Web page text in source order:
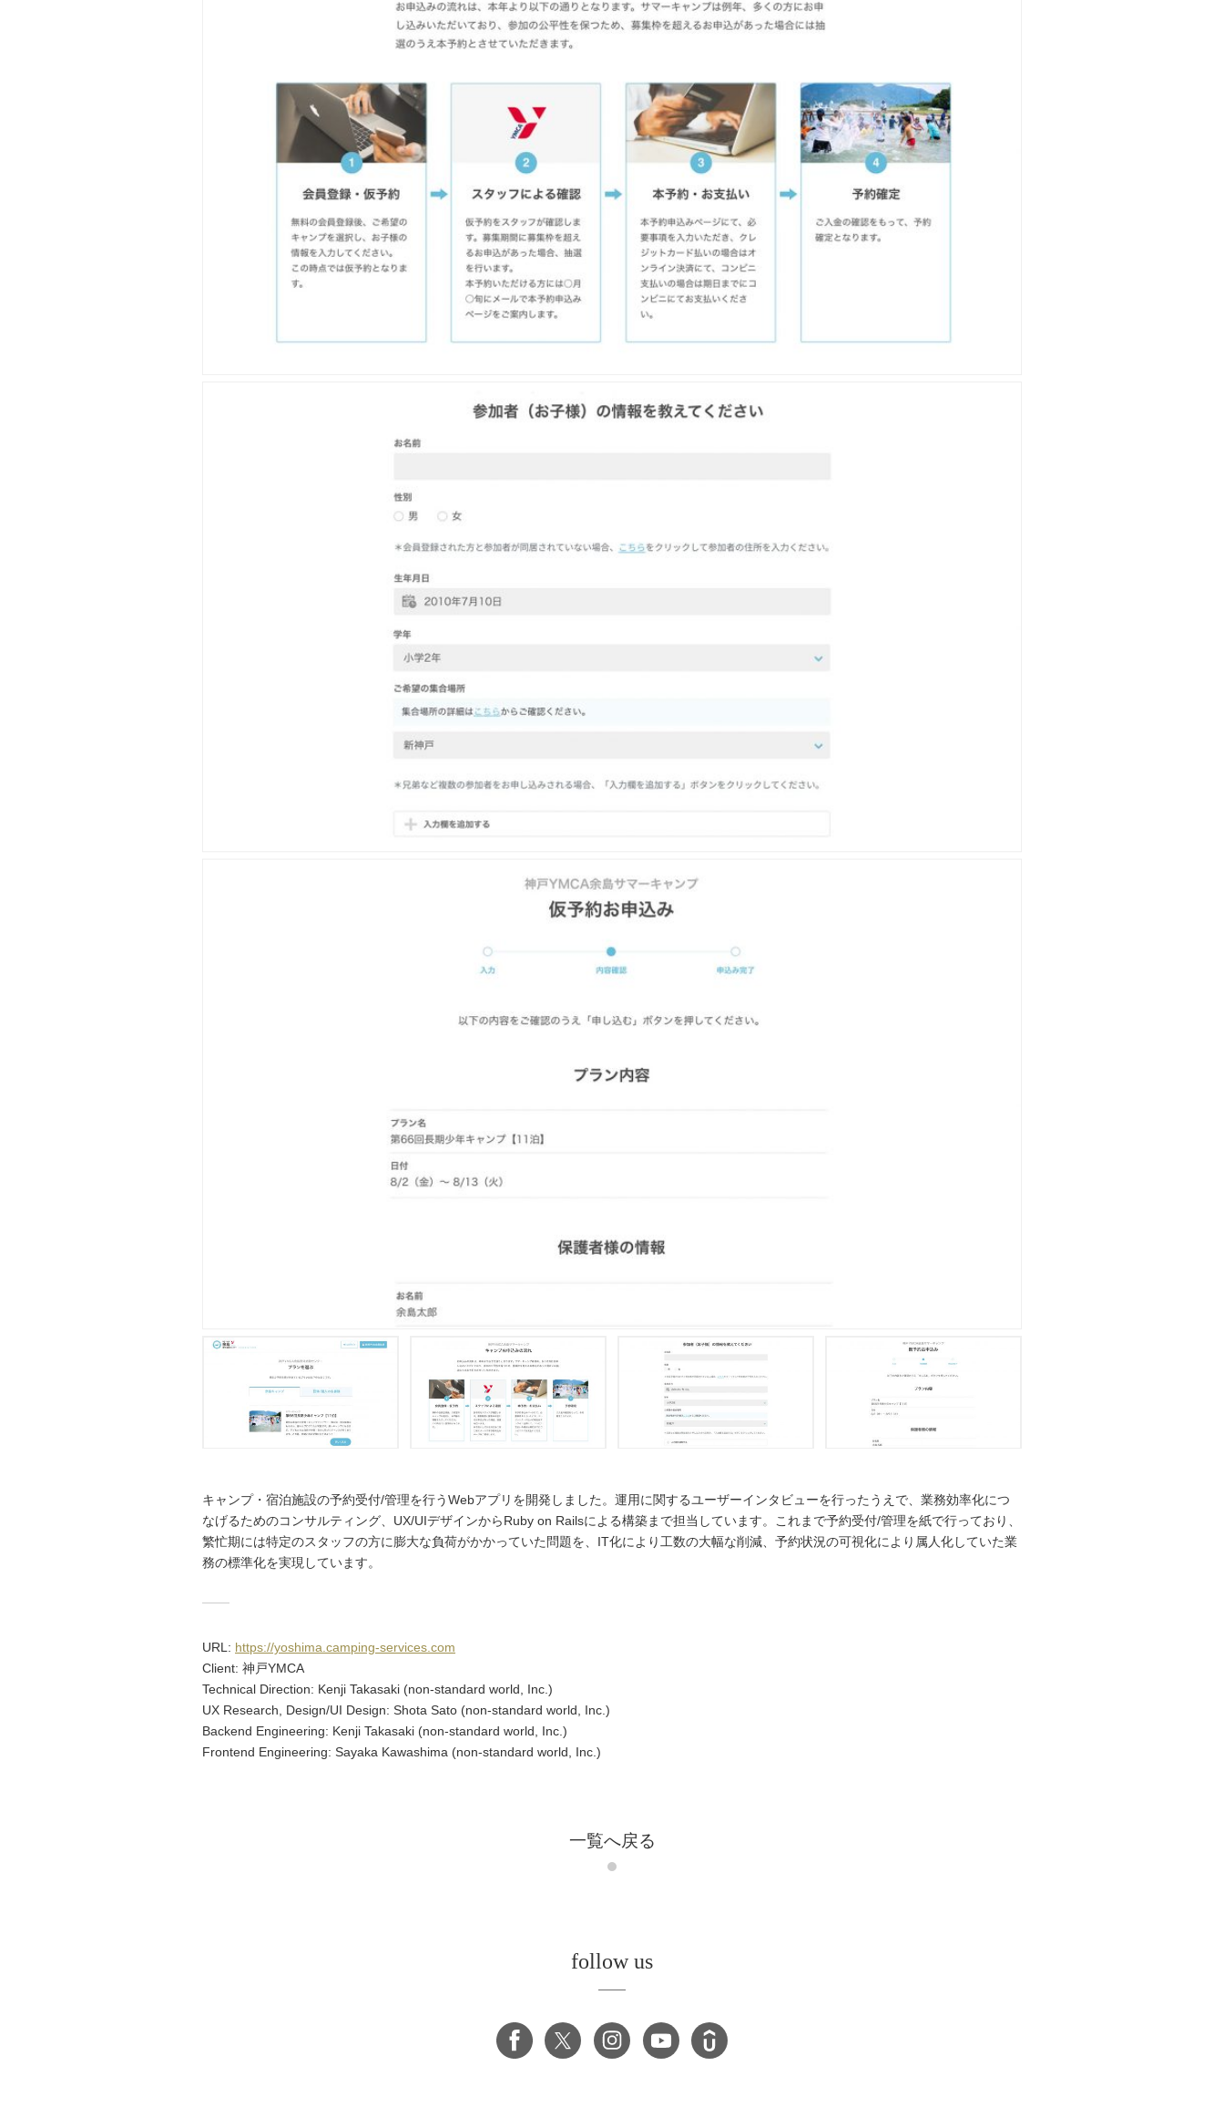
キャンプ・宿泊施設の予約受付/管理を行うWebアプリを開発しました。運用に関するユーザーインタビューを行ったうえで、業務効率化につ
なげるためのコンサルティング、UX/UIデザインからRuby on Railsによる構築まで担当しています。これまで予約受付/管理を紙で行っており、
繁忙期には特定のスタッフの方に膨大な負荷がかかっていた問題を、IT化により工数の大幅な削減、予約状況の可視化により属人化していた業
務の標準化を実現しています。
URL: https://yoshima.camping-services.com
Client: 神戸YMCA
Technical Direction: Kenji Takasaki (non-standard world, Inc.)
UX Research, Design/UI Design: Shota Sato (non-standard world, Inc.)
Backend Engineering: Kenji Takasaki (non-standard world, Inc.)
Frontend Engineering: Sayaka Kawashima (non-standard world, Inc.)
一覧へ戻る
follow us